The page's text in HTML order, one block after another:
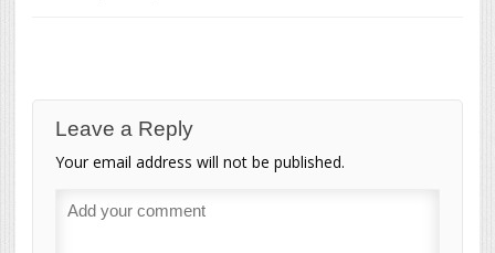
Leave a Reply
Your email address will not be published.